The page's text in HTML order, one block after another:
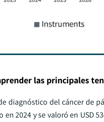
las principales
diagnóstico del cáncer de
2024 y se valoró en USD